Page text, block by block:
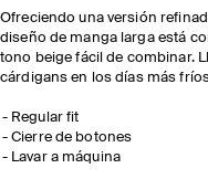
Ofreciendo una versión
diseño de manga larga está
tono beige fácil de combinar.
cárdigans en los días más
Regular fit
Cierre de botones
Lavar a máquina